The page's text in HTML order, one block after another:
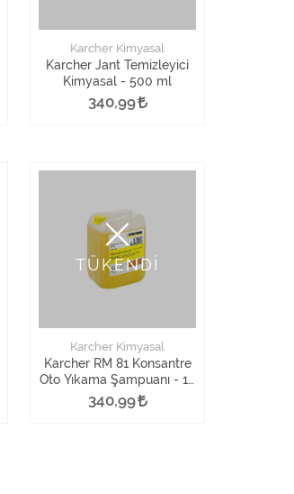
Karcher Kimyasal
Karcher Jant Temizleyici
Kimyasal - 500 ml
340,99
TÜKENDİ
Karcher Kimyasal
Karcher RM 81 Konsantre
Oto Yıkama Şampuanı - 10
Litre
340,99